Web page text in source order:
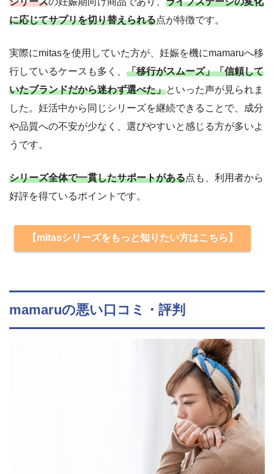
に応じてサプリを切り替えられる点が特徴です。
実際にmitasを使用していた方が、妊娠を機にmamaruへ移
行しているケースも多く、 「移行がスムーズ」「信頼して
いたブランドだから迷わず選べた」といった声が見られま
した。妊活中から同じシリーズを継続できることで、成分
や品質への不安が少なく、選びやすいと感じる方が多いよ
うです。
シリーズ全体で一貫したサポートがある点も、利用者から
好評を得ているポイントです。
【mitasシリーズをもっと知りたい方はこちら】
mamaruの悪い口コミ・評判